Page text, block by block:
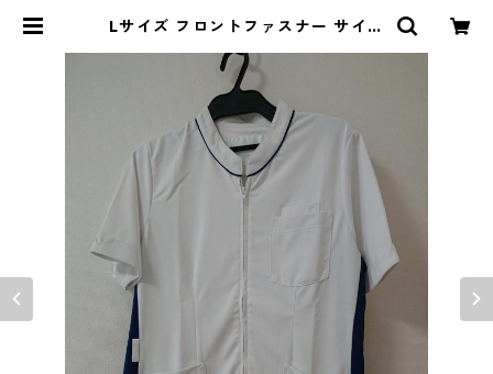
Lサイズ フロントファスナー サイド
IY-1077◆ | DOLUCK PRODUC
E